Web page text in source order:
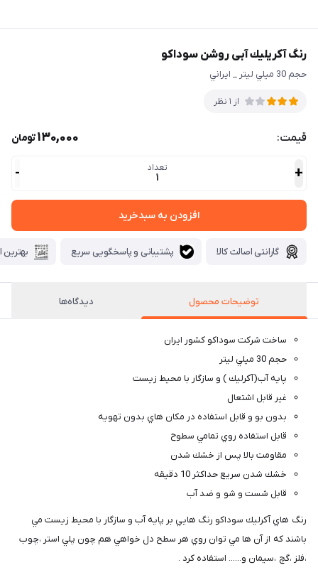
رنگ آكريليك آبی روشن سوداكو
حجم 30 ميلي ليتر _ ايراني
از 1 نظر
قیمت: 130,000تومان
+ تعداد
1
-
افزودن به سبدخرید
گارانتی اصالت کالا پشتیبانی و پاسخگویی سریع بهترین
توضيحات محصول دیدگاه‌ها
ساخت شركت سوداكو كشور ايران
حجم 30 ميلي ليتر
پايه آب(آكرليك ) و سازگار با محيط زيست
غير قابل اشتعال
بدون بو و قابل استفاده در مكان هاي بدون تهويه
قابل استفاده روي تمامي سطوح
مقاومت بالا پس از خشك شدن
خشك شدن سريع حداكثر 10 دقيقه
قابل شست و شو و ضد آب
رنگ هاي آكرليك سوداكو رنگ هايي بر پايه آب و سازگار با محيط زيست مي
باشند كه از آن ها مي توان روي هر سطح دل خواهي هم چون پلي استر ،چوب
،فلز ،گچ ،سيمان و...... استفاده كرد .